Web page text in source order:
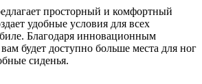
просторный и комфортный
удобные условия для всех
Благодаря инновационным
будет доступно больше места для ног
сиденья.